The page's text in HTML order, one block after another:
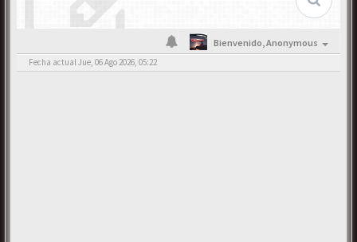
Bienvenido,Anonymous
Fecha actual Jue, 06 Ago 2026, 05:22